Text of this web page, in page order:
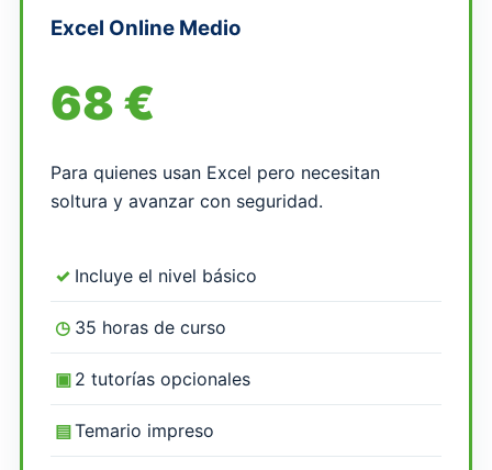
Excel Online Medio
68 €
Para quienes usan Excel pero necesitan
soltura y avanzar con seguridad.
✓ Incluye el nivel básico
◷ 35 horas de curso
▣ 2 tutorías opcionales
▤Temario impreso